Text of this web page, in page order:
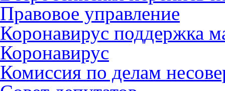
Правовое управление
Коронавирус поддержка
Коронавирус
Комиссия по делам